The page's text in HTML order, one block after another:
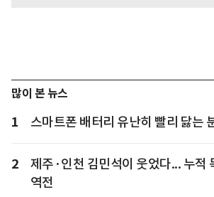
많이 본 뉴스
1 스마트폰 배터리 유난히 빨리 닳는
2
제주·인천 김민석이 웃었다... 누적
역전